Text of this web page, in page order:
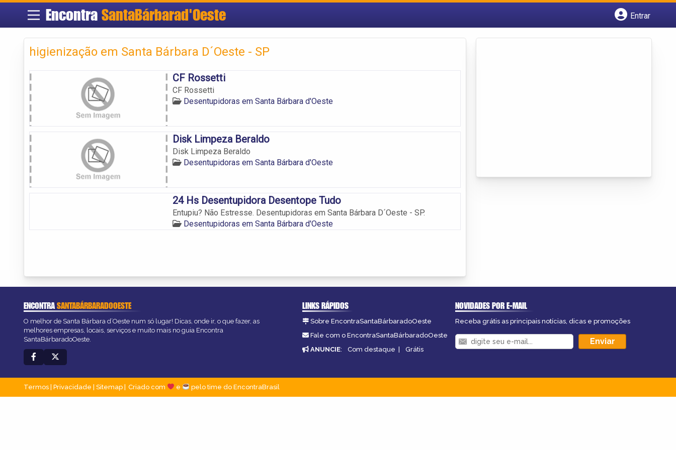
Encontra SantaBárbarad'Oeste
Entrar
higienização em Santa Bárbara D´Oeste - SP
CF Rossetti
CF Rossetti
Desentupidoras em Santa Bárbara d'Oeste
Disk Limpeza Beraldo
Disk Limpeza Beraldo
Desentupidoras em Santa Bárbara d'Oeste
24 Hs Desentupidora Desentope Tudo
Entupiu? Não Estresse. Desentupidoras em Santa Bárbara D´Oeste - SP.
Desentupidoras em Santa Bárbara d'Oeste
ENCONTRASANTABÁRBARADOOESTE
O melhor de Santa Bárbara d’Oeste num só lugar! Dicas, onde ir, o que fazer, as
melhores empresas, locais, serviços e muito mais no guia Encontra
SantaBárbaradoOeste.
LINKS RÁPIDOS
Sobre EncontraSantaBárbaradoOeste
Fale com o EncontraSantaBárbaradoOeste
ANUNCIE: Com destaque | Grátis
NOVIDADES POR E-MAIL
Receba grátis as principais notícias, dicas e promoções
Termos | Privacidade | Sitemap Criado com e pelo time do EncontraBrasil